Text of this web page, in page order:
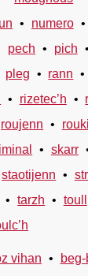
numero
pech pich
pleg rann
rizetec’h
roujenn
skarr
staotijenn
tarzh toull
vihan